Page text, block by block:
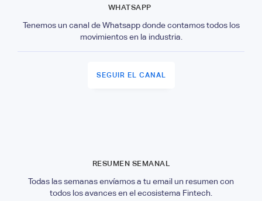
WHATSAPP
Tenemos un canal de Whatsapp donde contamos todos los
movimientos en la industria.
SEGUIR EL CANAL
RESUMEN SEMANAL
Todas las semanas envíamos a tu email un resumen con
todos los avances en el ecosistema Fintech.